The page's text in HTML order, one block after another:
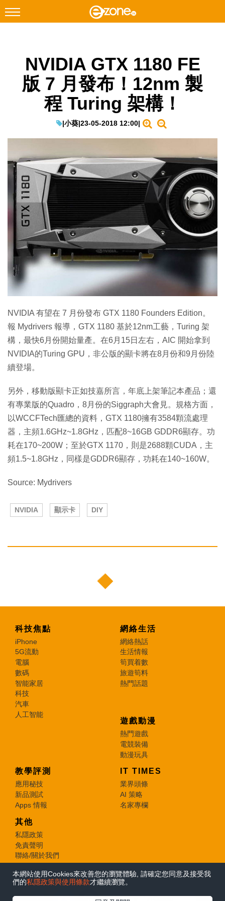
Facebook Instagram
科技焦點
教學評測
EduTech
IT Times
生成式AI與雲端應用
Enterprise Digital Transformation
特集
本網站使用Cookies來改善您的瀏覽體驗, 請確定您同意及接受我
們的私隱政策與使用條款才繼續瀏覽。
NVIDIA GTX 1180 FE
版 7 月發布！12nm 製
程 Turing 架構！
|小葵|23-05-2018 12:00|
NVIDIA 有望在 7 月份發布 GTX 1180 Founders Edition。
報 Mydrivers 報導，GTX 1180 基於12nm工藝，Turing 架
構，最快6月份開始量產。在6月15日左右，AIC 開始拿到
NVIDIA的Turing GPU，非公版的顯卡將在8月份和9月份陸
續登場。
另外，移動版顯卡正如技嘉所言，年底上架筆記本產品；還
有專業版的Quadro，8月份的Siggraph大會見。規格方面，
以WCCFTech匯總的資料，GTX 1180擁有3584顆流處理
器，主頻1.6GHz~1.8GHz，匹配8~16GB GDDR6顯存。功
耗在170~200W；至於GTX 1170，則是2688顆CUDA，主
頻1.5~1.8GHz，同樣是GDDR6顯存，功耗在140~160W。
Source: Mydrivers
NVIDIA 顯示卡 DIY
科技焦點
iPhone
5G流動
電腦
數碼
智能家居
科技
汽車
人工智能
網絡生活
網絡熱話
生活情報
筍買着數
旅遊筍料
熱門話題
遊戲動漫
熱門遊戲
電競裝備
動漫玩具
教學評測
應用秘技
新品測試
Apps 情報
IT TIMES
業界頭條
AI 策略
名家專欄
其他
私隱政策
免責聲明
聯絡/關於我們
© 2026 e-zone. All Rights Reserved.